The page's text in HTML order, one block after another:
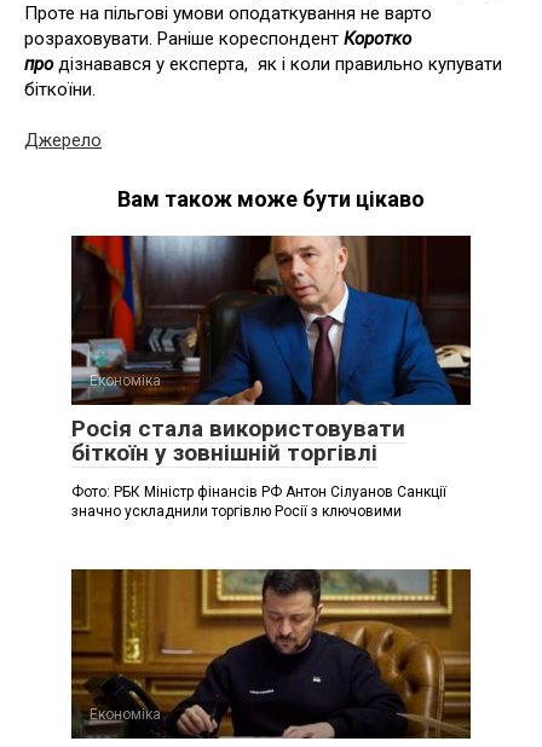
Проте на пільгові умови оподаткування не варто
розраховувати. Раніше кореспондент Коротко
продізнавався у експерта, як і коли правильно купувати
біткоїни.
Джерело
Вам також може бути цікаво
Економіка
Росія стала використовувати
біткоїн у зовнішній торгівлі
Фото: РБК Міністр фінансів РФ Антон Сілуанов Санкції
значно ускладнили торгівлю Росії з ключовими
Економіка